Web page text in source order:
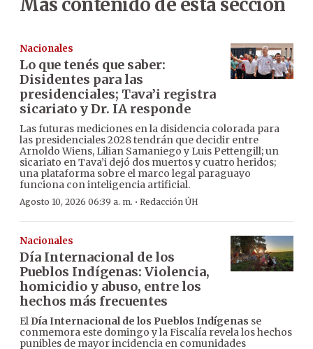
Más contenido de esta sección
Nacionales
Lo que tenés que saber:
Disidentes para las
presidenciales; Tava’i registra
sicariato y Dr. IA responde
Las futuras mediciones en la disidencia colorada para
las presidenciales 2028 tendrán que decidir entre
Arnoldo Wiens, Lilian Samaniego y Luis Pettengill; un
sicariato en Tava’i dejó dos muertos y cuatro heridos;
una plataforma sobre el marco legal paraguayo
funciona con inteligencia artificial.
Agosto 10, 2026 06:39 a. m. · Redacción ÚH
Nacionales
Día Internacional de los
Pueblos Indígenas: Violencia,
homicidio y abuso, entre los
hechos más frecuentes
El Día Internacional de los Pueblos Indígenas se
conmemora este domingo y la Fiscalía revela los hechos
punibles de mayor incidencia en comunidades